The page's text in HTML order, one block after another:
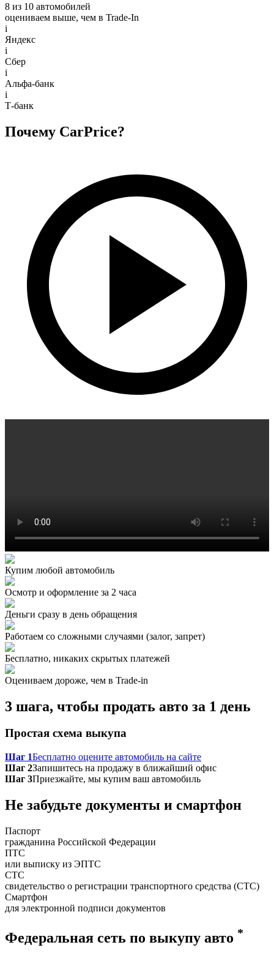
8 из 10 автомобилей
оцениваем выше, чем в Trade‑In
i
Яндекс
i
Сбер
i
Альфа-банк
i
Т-банк
Почему CarPrice?
Купим любой автомобиль
Осмотр и оформление за 2 часа
Деньги сразу в день обращения
Работаем со сложными случаями (залог, запрет)
Бесплатно, никаких скрытых платежей
Оцениваем дороже, чем в Trade‑in
3 шага, чтобы продать авто за 1 день
Простая схема выкупа
Шаг 1Бесплатно оцените автомобиль на сайте
Шаг 2Запишитесь на продажу в ближайший офис
Шаг 3Приезжайте, мы купим ваш автомобиль
Не забудьте документы и смартфон
Паспорт
гражданина Российской Федерации
ПТС
или выписку из ЭПТС
СТС
свидетельство о регистрации транспортного средства (СТС)
Смартфон
для электронной подписи документов
Федеральная сеть по выкупу авто *